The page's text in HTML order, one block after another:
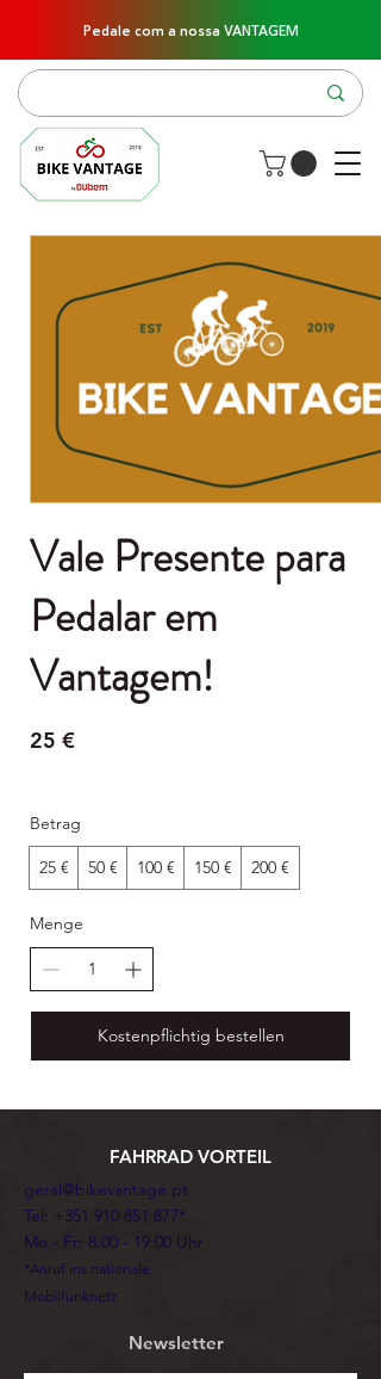
Pedale com a nossa VANTAGEM
Vale Presente para
Pedalar em
Vantagem!
25 €
Betrag
25 € 50 € 100 € 150 € 200 €
Menge
Kostenpflichtig bestellen
FAHRRAD VORTEIL
geral@bikevantage.pt
Tel: +351 910 851 877*
Mo - Fr: 8:00 - 19:00 Uhr
*Anruf ins nationale
Mobilfunknetz
Newsletter